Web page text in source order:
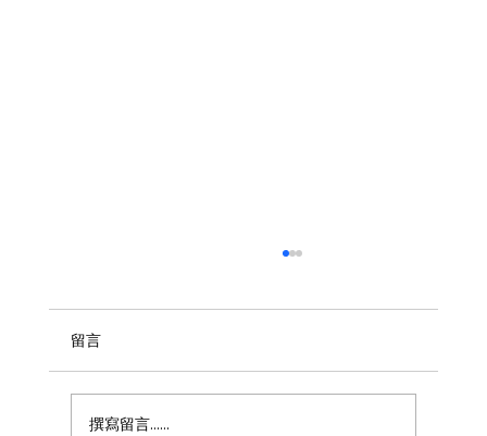
留言
撰寫留言......